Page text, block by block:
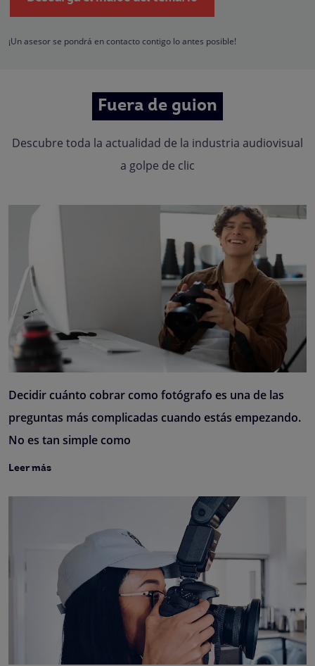
empresas que conforman elGrupo Northius, con el objeto de que estas
hacerle llegar la mejor oferta de productos y servicios de acuerdo a su
oposición, limitación, tal y como se explica en laPolítica de Privacidad
¡Un asesor se pondrá en contacto contigo lo antes posible!
Fuera de guion
Descubre toda la actualidad de la industria audiovisual
a golpe de clic
Decidir cuánto cobrar como fotógrafo es una de las
preguntas más complicadas cuando estás empezando.
No es tan simple como
Leer más